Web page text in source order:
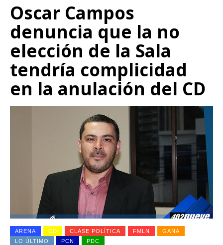
Oscar Campos
denuncia que la no
elección de la Sala
tendría complicidad
en la anulación del CD
ARENA CD CLASE POLÍTICA FMLN
GANA
LO ÚLTIMO
PCN PDC